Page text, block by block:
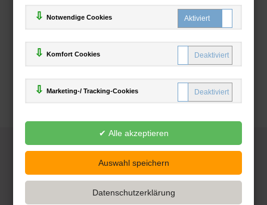
Notwendige Cookies
Komfort Cookies
Marketing-/ Tracking-Cookies
Deutsche-Buchhandlung.de
www.deutsche-buchhandlung.de ist ein Angebot der
Handelsgesellschaft mbH
Powered by Inooga